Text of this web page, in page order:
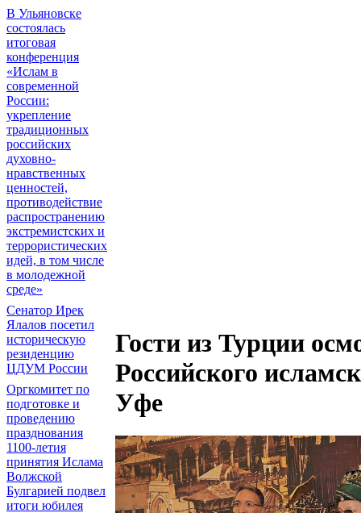
В Ульяновске
состоялась
итоговая
конференция
«Ислам в
современной
России:
укрепление
традиционных
российских
духовно-
нравственных
ценностей,
противодействие
распространению
экстремистских и
террористических
идей, в том числе
в молодежной
среде»
Сенатор Ирек
Ялалов посетил
историческую
резиденцию
ЦДУМ России
Оргкомитет по
подготовке и
проведению
празднования
1100-летия
принятия Ислама
Волжской
Булгарией подвел
итоги юбилея
Гости из Турции
Российского
Уфе